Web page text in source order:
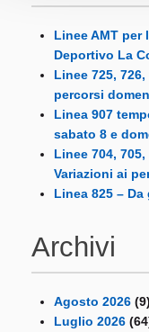
Linee AMT per
Deportivo La
Linee 725,
percorsi
Linea 907
sabato 8 e
Linee 704, 705,
Variazioni ai
Linea 825 –
Archivi
Agosto 2026 (9)
Luglio 2026